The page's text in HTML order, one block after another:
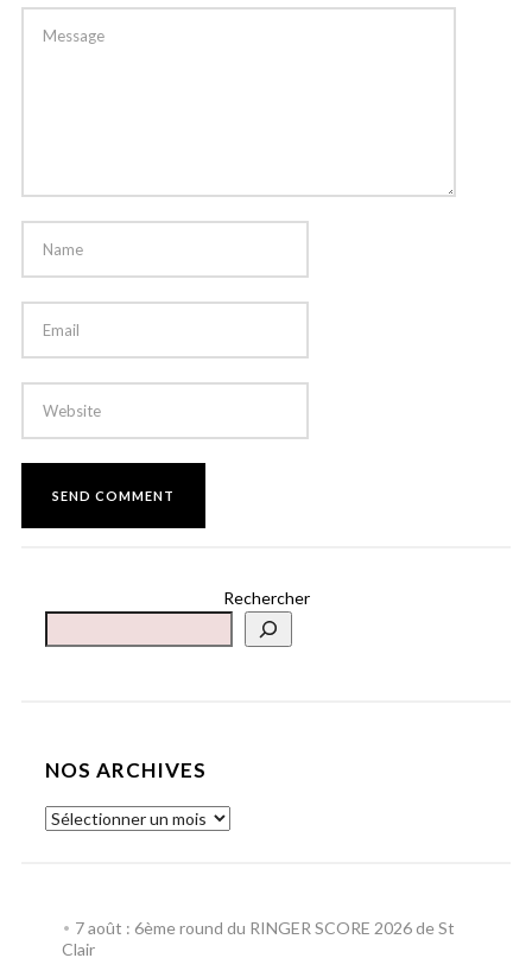
Rechercher
NOS ARCHIVES
7 août : 6ème round du RINGER SCORE 2026 de St
Clair